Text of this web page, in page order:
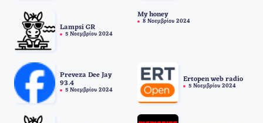
Lampsi GR
5 Νοεμβρίου 2024
My honey
8 Νοεμβρίου 2024
Preveza Dee Jay
93.4
5 Νοεμβρίου 2024
Ertopen web radio
5 Νοεμβρίου 2024